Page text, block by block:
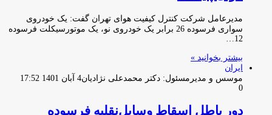
مدیرعامل شرکت کنترل کیفیت هوای تهران گفت: یک خودروی
سواری فرسوده 26 برابر یک خودروی نو، یک موتورسیکلت فرسوده
12…
بیشتر بخوانید »
ایران
موسس و مدیرمسئول: دکتر محمدعلی نژادیان4 آبان 1401 17:52
0
دور باطل اسقاط وسایل‌نقلیه فرسوده